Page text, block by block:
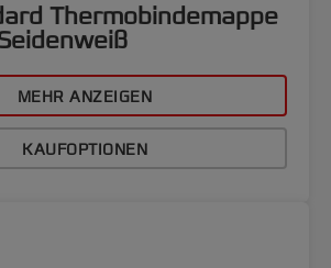
Thermobindemappe
MEHR ANZEIGEN
KAUFOPTIONEN